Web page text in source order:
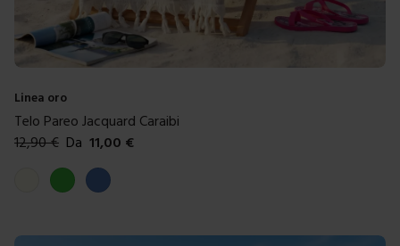
Linea oro
Telo Pareo Jacquard Caraibi
12,90€ Da 11,00 €
Colori disponibili
Verde Blue